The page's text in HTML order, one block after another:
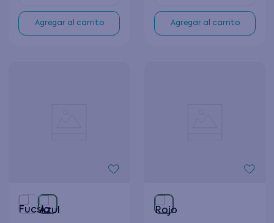
Agregar al carrito Agregar al carrito